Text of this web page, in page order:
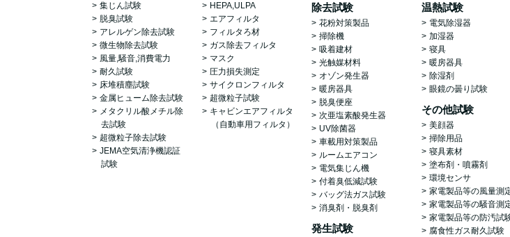
集じん試験
脱臭試験
アレルゲン除去試験
微生物除去試験
風量,騒音,消費電力
耐久試験
床堆積塵試験
金属ヒューム除去試験
メタクリル酸メチル除
去試験
超微粒子除去試験
JEMA空気清浄機認証
試験
HEPA,ULPA
エアフィルタ
フィルタろ材
ガス除去フィルタ
マスク
圧力損失測定
サイクロンフィルタ
超微粒子試験
キャビンエアフィルタ
（自動車用フィルタ）
除去試験
花粉対策製品
掃除機
吸着建材
光触媒材料
オゾン発生器
暖房器具
脱臭便座
次亜塩素酸発生器
UV除菌器
車載用対策製品
ルームエアコン
電気集じん機
付着臭低減試験
バッグ法ガス試験
消臭剤・脱臭剤
発生試験
温熱試験
電気除湿器
加湿器
寝具
暖房器具
除湿剤
眼鏡の曇り試験
その他試験
美顔器
掃除用品
寝具素材
塗布剤・噴霧剤
環境センサ
家電製品等の風量測
家電製品等の騒音測
家電製品等の防汚試
腐食性ガス耐久試験